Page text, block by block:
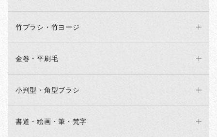
竹ブラシ・竹ヨージ
金巻・平刷毛
小判型・角型ブラシ
書道・絵画・筆・梵字